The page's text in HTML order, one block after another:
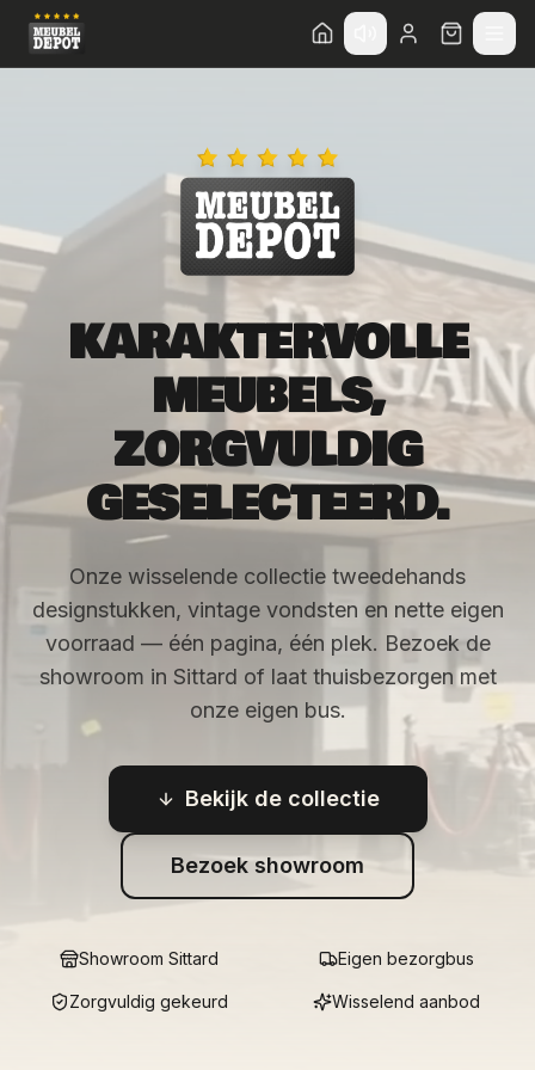
Direct naar hoofdinhoud
KARAKTERVOLLE
MEUBELS,
ZORGVULDIG
GESELECTEERD.
Onze wisselende collectie tweedehands
designstukken, vintage vondsten en nette eigen
voorraad — één pagina, één plek. Bezoek de
showroom in Sittard of laat thuisbezorgen met
onze eigen bus.
Bekijk de collectie
Bezoek showroom
Showroom Sittard Eigen bezorgbus
Zorgvuldig gekeurd Wisselend aanbod